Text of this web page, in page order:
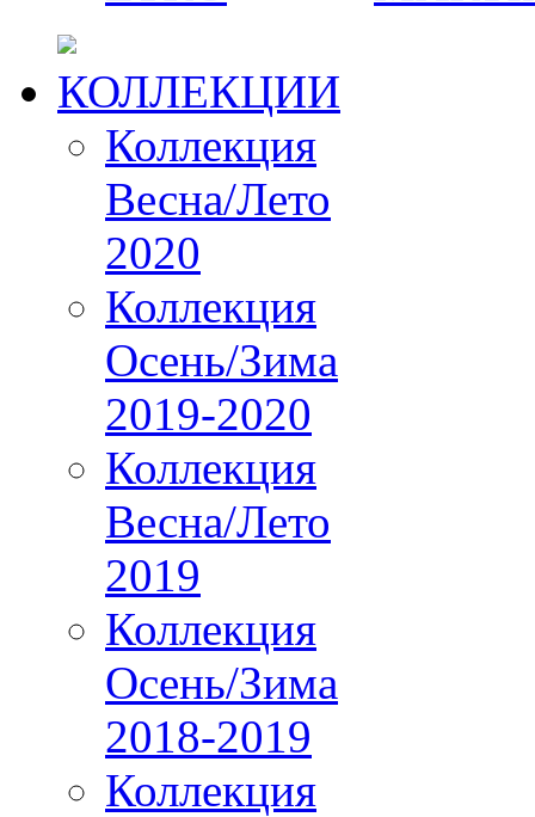
КОЛЛЕКЦИИ
Коллекция
Весна/Лето
2020
Коллекция
Осень/Зима
2019-2020
Коллекция
Весна/Лето
2019
Коллекция
Осень/Зима
2018-2019
Коллекция